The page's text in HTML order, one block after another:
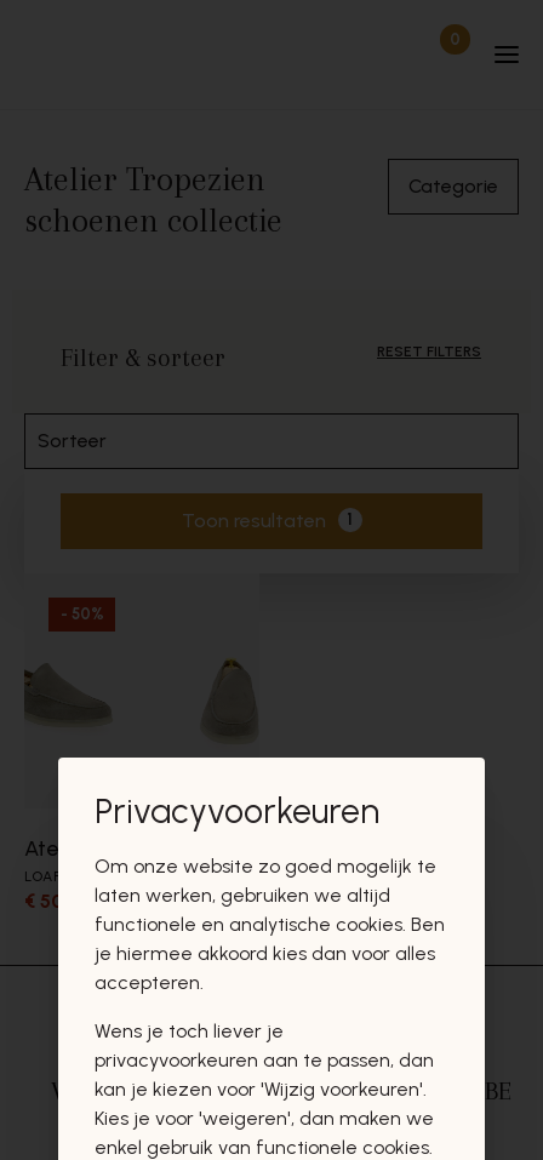
0Items in
Atelier Tropezien
schoenen collectie
Categorie
Filter & sorteer RESET FILTERS
Sorteer
Toon resultaten 1Actieve filters
- 50%
Atelier Tropezien
LOAFERS
€ 50,00 € 100,00
Veilig betalenvia
Mollie
Gratis levering in BE
vanaf €75,-*
Privacyvoorkeuren
Om onze website zo goed mogelijk te
laten werken, gebruiken we altijd
functionele en analytische cookies. Ben
je hiermee akkoord kies dan voor alles
accepteren.
Wens je toch liever je
privacyvoorkeuren aan te passen, dan
kan je kiezen voor 'Wijzig voorkeuren'.
Kies je voor 'weigeren', dan maken we
enkel gebruik van functionele cookies.